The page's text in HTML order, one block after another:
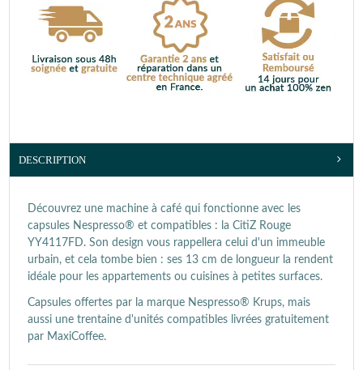
DESCRIPTION
Découvrez une machine à café qui fonctionne avec les
capsules Nespresso® et compatibles : la CitiZ Rouge
YY4117FD. Son design vous rappellera celui d'un immeuble
urbain, et cela tombe bien : ses 13 cm de longueur la rendent
idéale pour les appartements ou cuisines à petites surfaces.
Capsules offertes par la marque Nespresso® Krups, mais
aussi une trentaine d'unités compatibles livrées gratuitement
par MaxiCoffee.